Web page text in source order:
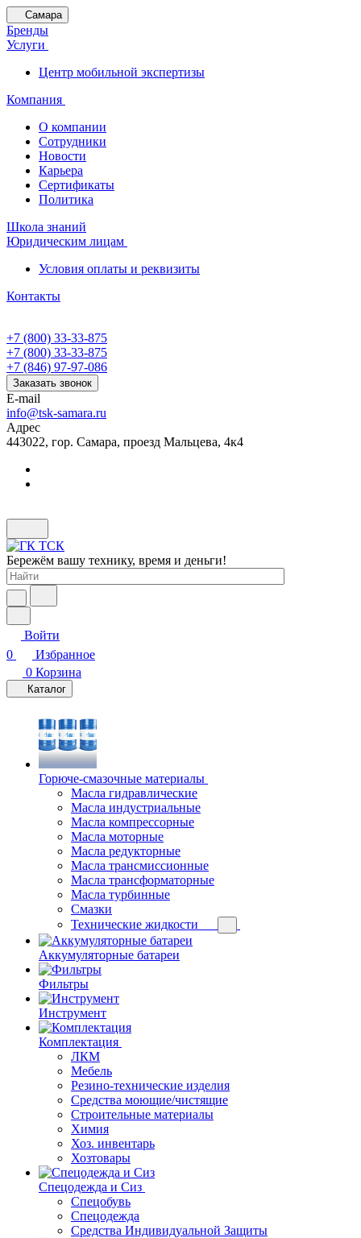
Самара
Бренды
Услуги
Центр мобильной экспертизы
Компания
О компании
Сотрудники
Новости
Карьера
Сертификаты
Политика
Школа знаний
Юридическим лицам
Условия оплаты и реквизиты
Контакты
+7 (800) 33-33-875
+7 (800) 33-33-875
+7 (846) 97-97-086
Заказать звонок
E-mail
info@tsk-samara.ru
Адрес
443022, гор. Самара, проезд Мальцева, 4к4
Бережём вашу технику, время и деньги!
Войти
0
Избранное
0 Корзина
Каталог
Горюче-смазочные материалы
Масла гидравлические
Масла индустриальные
Масла компрессорные
Масла моторные
Масла редукторные
Масла трансмиссионные
Масла трансформаторные
Масла турбинные
Смазки
Технические жидкости
Аккумуляторные батареи
Фильтры
Инструмент
Комплектация
ЛКМ
Мебель
Резино-технические изделия
Средства моющие/чистящие
Строительные материалы
Химия
Хоз. инвентарь
Хозтовары
Спецодежда и Сиз
Спецобувь
Спецодежда
Средства Индивидуальной Защиты